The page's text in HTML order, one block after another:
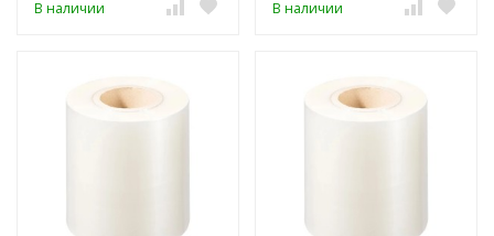
В наличии В наличии